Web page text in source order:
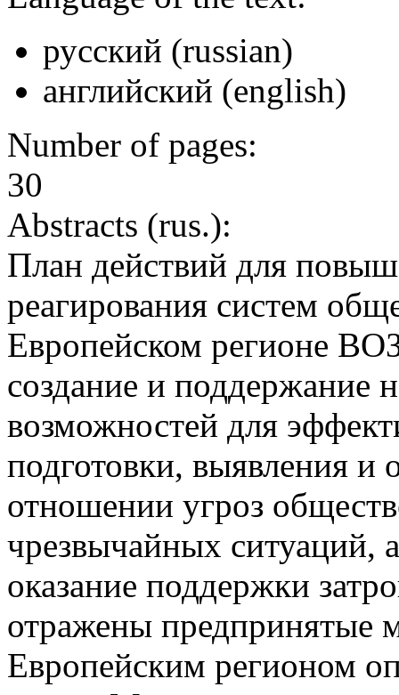
русский (russian)
английский (english)
Number of pages:
30
Abstracts (rus.):
План действий для
реагирования систем
Европейском регионе
создание и поддержание
возможностей для
подготовки, выявления и
отношении угроз
чрезвычайных ситуаций,
оказание поддержки
отражены предпринятые
Европейским регионом